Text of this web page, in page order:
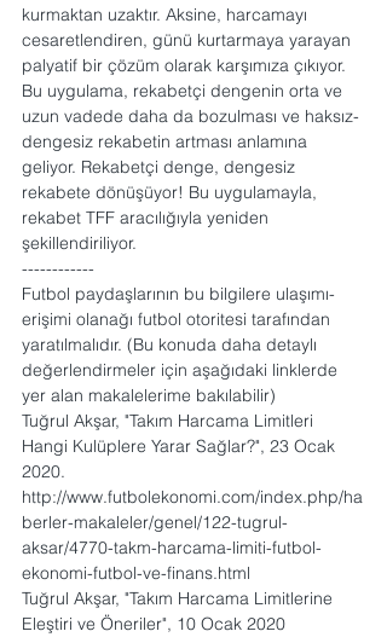
kurmaktan uzaktır. Aksine, harcamayı
cesaretlendiren, günü kurtarmaya yarayan
palyatif bir çözüm olarak karşımıza çıkıyor.
Bu uygulama, rekabetçi dengenin orta ve
uzun vadede daha da bozulması ve haksız-
dengesiz rekabetin artması anlamına
geliyor. Rekabetçi denge, dengesiz
rekabete dönüşüyor! Bu uygulamayla,
rekabet TFF aracılığıyla yeniden
şekillendiriliyor.
------------
Futbol paydaşlarının bu bilgilere ulaşımı-
erişimi olanağı futbol otoritesi tarafından
yaratılmalıdır. (Bu konuda daha detaylı
değerlendirmeler için aşağıdaki linklerde
yer alan makalelerime bakılabilir)
Tuğrul Akşar, "Takım Harcama Limitleri
Hangi Kulüplere Yarar Sağlar?", 23 Ocak
2020.
http://www.futbolekonomi.com/index.php/ha
berler-makaleler/genel/122-tugrul-
aksar/4770-takm-harcama-limiti-futbol-
ekonomi-futbol-ve-finans.html
Tuğrul Akşar, "Takım Harcama Limitlerine
Eleştiri ve Öneriler", 10 Ocak 2020